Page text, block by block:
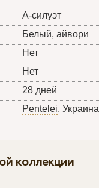
А-силуэт
Белый, айвори
Нет
Нет
28 дней
Pentelei, Украина
коллекции